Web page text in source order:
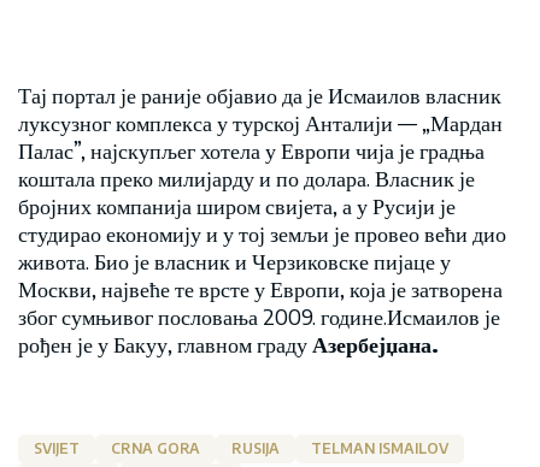
Тај портал је раније објавио да је Исмаилов власник
луксузног комплекса у турској Анталији — „Мардан
Палас”, најскупљег хотела у Европи чија је градња
коштала преко милијарду и по долара. Власник је
бројних компанија широм свијета, а у Русији је
студирао економију и у тој земљи је провео већи дио
живота. Био је власник и Черзиковске пијаце у
Москви, највеће те врсте у Европи, која је затворена
због сумњивог пословања 2009. године.Исмаилов је
рођен је у Бакуу, главном граду Азербејџана.
SVIJET CRNA GORA RUSIJA
TELMAN ISMAILOV